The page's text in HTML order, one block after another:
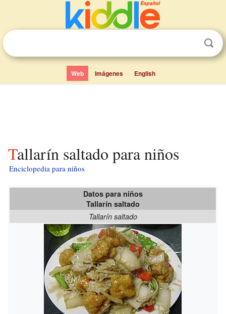
Web Imágenes English
Tallarín saltado para niños
Enciclopedia para niños
Datos para niños
Tallarín saltado
Tallarín saltado